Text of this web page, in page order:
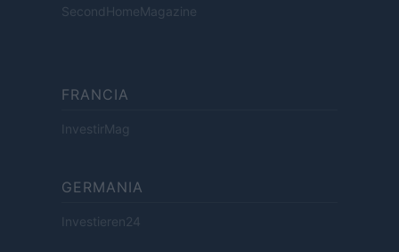
SecondHomeMagazine
FRANCIA
InvestirMag
GERMANIA
Investieren24